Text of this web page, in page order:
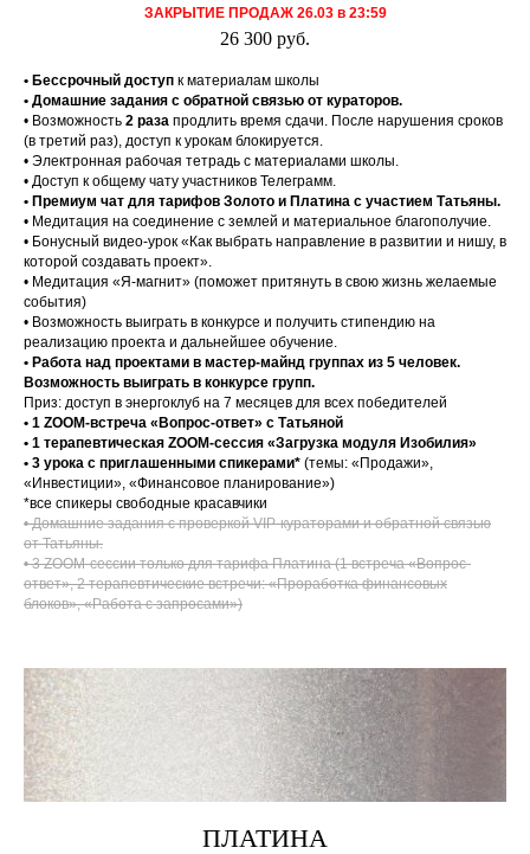
ЗАКРЫТИЕ ПРОДАЖ 26.03 в 23:59
26 300 руб.
• Бессрочный доступ к материалам школы
• Домашние задания с обратной связью от кураторов.
• Возможность 2 раза продлить время сдачи. После нарушения сроков
(в третий раз), доступ к урокам блокируется.
• Электронная рабочая тетрадь с материалами школы.
• Доступ к общему чату участников Телеграмм.
• Премиум чат для тарифов Золото и Платина с участием Татьяны.
• Медитация на соединение с землей и материальное благополучие.
• Бонусный видео-урок «Как выбрать направление в развитии и нишу, в
которой создавать проект».
• Медитация «Я-магнит» (поможет притянуть в свою жизнь желаемые
события)
• Возможность выиграть в конкурсе и получить стипендию на
реализацию проекта и дальнейшее обучение.
• Работа над проектами в мастер-майнд группах из 5 человек.
Возможность выиграть в конкурсе групп.
Приз: доступ в энергоклуб на 7 месяцев для всех победителей
• 1 ZOOM-встреча «Вопрос-ответ» с Татьяной
• 1 терапевтическая ZOOM-сессия «Загрузка модуля Изобилия»
• 3 урока с приглашенными спикерами* (темы: «Продажи»,
«Инвестиции», «Финансовое планирование»)
*все спикеры свободные красавчики
• Домашние задания с проверкой VIP-кураторами и обратной связью
от Татьяны.
• 3 ZOOM-сессии только для тарифа Платина (1 встреча «Вопрос-
ответ», 2 терапевтические встречи: «Проработка финансовых
блоков», «Работа с запросами»)
ПЛАТИНА